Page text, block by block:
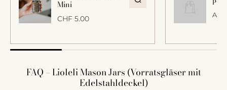
Mini
CHF 5.00 Ab
FAQ – Lioleli Mason Jars (Vorratsgläser mit
Edelstahldeckel)